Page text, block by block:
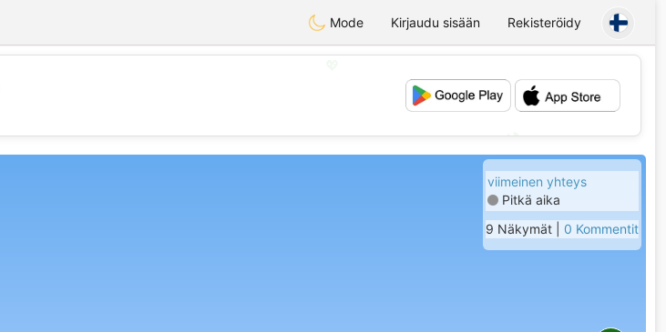
Mode Kirjaudu sisään Rekisteröidy
💕
viimeinen yhteys
Pitkä aika
9 Näkymät | 0 Kommentit